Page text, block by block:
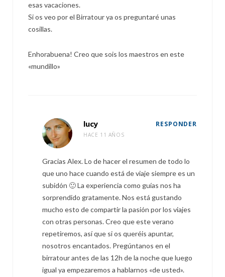
esas vacaciones.
Si os veo por el Birratour ya os preguntaré unas
cosillas.
Enhorabuena! Creo que sois los maestros en este
«mundillo»
lucy
HACE 11 AÑOS
RESPONDER
Gracias Alex. Lo de hacer el resumen de todo lo
que uno hace cuando está de viaje siempre es un
subidón 🙂 La experiencia como guías nos ha
sorprendido gratamente. Nos está gustando
mucho esto de compartir la pasión por los viajes
con otras personas. Creo que este verano
repetiremos, así que si os queréis apuntar,
nosotros encantados. Pregúntanos en el
birratour antes de las 12h de la noche que luego
igual ya empezaremos a hablarnos «de usted».